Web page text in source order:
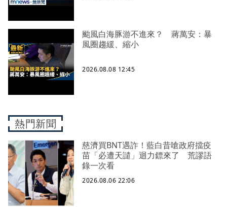
颱風白海豚游不進來？ 蔣萬安：暴
風圈趨緩、縮小
2026.08.08 12:45
熱門新聞
慈濟買BNT遇詐！藍白昔嗆政府擋疫
苗「必遭天譴」迴力鏢來了 荒謬語
錄一次看
2026.08.06 22:06